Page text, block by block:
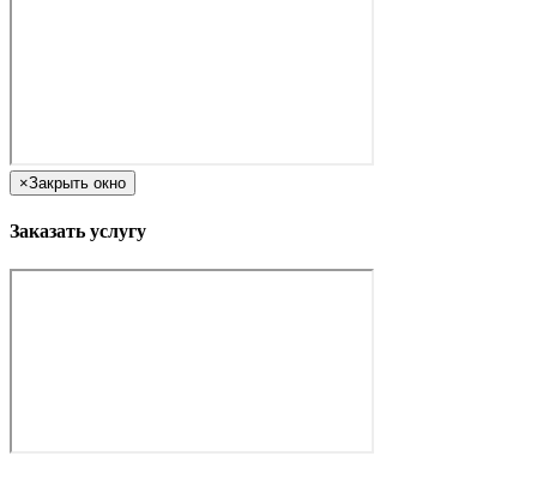
×Закрыть окно
Заказать услугу